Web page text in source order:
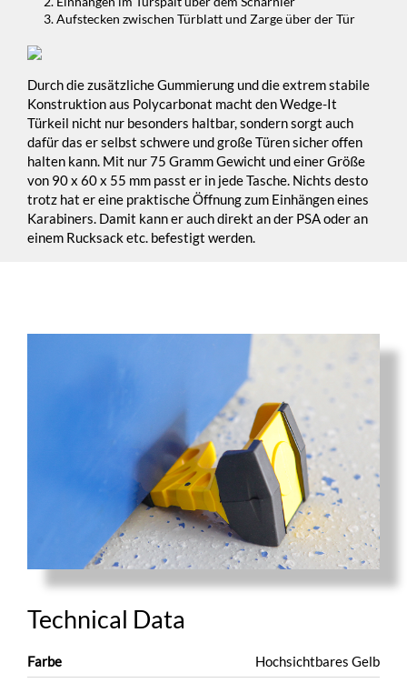
Aufstecken zwischen Türblatt und Zarge über der Tür
Durch die zusätzliche Gummierung und die extrem stabile
Konstruktion aus Polycarbonat macht den Wedge-It
Türkeil nicht nur besonders haltbar, sondern sorgt auch
dafür das er selbst schwere und große Türen sicher offen
halten kann. Mit nur 75 Gramm Gewicht und einer Größe
von 90 x 60 x 55 mm passt er in jede Tasche. Nichts desto
trotz hat er eine praktische Öffnung zum Einhängen eines
Karabiners. Damit kann er auch direkt an der PSA oder an
einem Rucksack etc. befestigt werden.
Technical Data
Farbe
Hochsichtbares Gelb